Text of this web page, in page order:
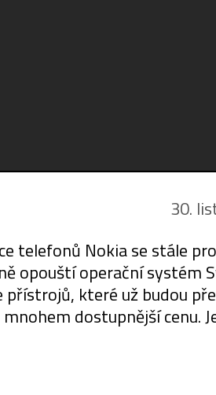
30.
telefonů Nokia se stále
opouští operační systém
přístrojů, které už budou
dostupnější cenu.